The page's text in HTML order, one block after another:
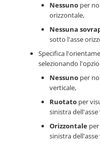
Nessuno per
orizzontale,
Nessuna
sotto l'asse
Specifica
selezionando
Nessuno per
verticale,
Ruotato per
sinistra dell'asse
Orizzontale
sinistra dell'asse